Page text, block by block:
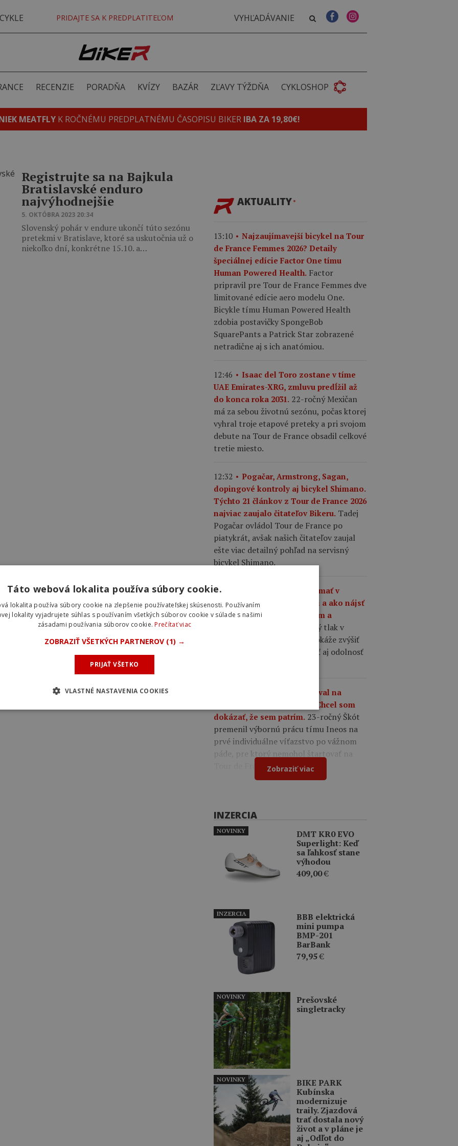
PRIDAJTE SA K PREDPLATITEĽOM
RECENZIE PORADŇA KVÍZY BAZÁR ZĽAVY TÝŽDŇA CYKLOSHOP
MEATFLY K ROČNÉMU PREDPLATNÉMU ČASOPISU BIKER IBA ZA 19,80€!
Registrujte sa na Bajkula
Bratislavské enduro
najvýhodnejšie
5. OKTÓBRA 2023 20:34
Slovenský pohár v endure ukončí túto sezónu
pretekmi v Bratislave, ktoré sa uskutočnia už o
niekoľko dní, konkrétne 15.10. a…
AKTUALITY
13:10
Najzaujímavejší bicykel na Tour
de France Femmes 2026? Detaily
špeciálnej edície Factor One tímu
Human Powered Health. Factor
pripravil pre Tour de France Femmes dve
limitované edície aero modelu One.
Bicykle tímu Human Powered Health
zdobia postavičky SpongeBob
SquarePants a Patrick Star zobrazené
netradične aj s ich anatómiou.
12:46
Isaac del Toro zostane v tíme
UAE Emirates-XRG, zmluvu predĺžil až
do konca roka 2031. 22-ročný Mexičan
má za sebou životnú sezónu, počas ktorej
vyhral troje etapové preteky a pri svojom
debute na Tour de France obsadil celkové
tretie miesto.
12:32
Pogačar, Armstrong, Sagan,
dopingové kontroly aj bicykel Shimano.
Týchto 21 článkov z Tour de France 2026
najviac zaujalo čitateľov Bikeru. Tadej
Pogačar ovládol Tour de France po
piatykrát, avšak našich čitateľov zaujal
ešte viac detailný pohľad na servisný
bicykel Shimano.
10:01
Aký tlak by ste mali mať v
plášťoch na cestnom bicykli a ako nájsť
rovnováhu medzi komfortom a
Správne zvolený tlak v
plášťoch cestného bicykla dokáže zvýšiť
rýchlosť, komfort, priľnavosť aj odolnosť
Oscar Onley triumfoval na
pretekoch Okolo Burgosu: Chcel som
dokázať, že sem patrím. 23-ročný Škót
premenil výbornú prácu tímu Ineos na
prvé individuálne víťazstvo po vážnom
páde, pre ktorý nemohol štartovať na
Tour de France.Zobraziť viac
INZERCIA
DMT KR0 EVO
Superlight: Keď
sa ľahkosť stane
výhodou
409,00€
NOVINKY
BBB elektrická
mini pumpa
BMP-201
BarBank
79,95€
INZERCIA
Prešovské
singletracky
NOVINKY
BIKE PARK
Kubínska
modernizuje
traily. Zjazdová
trať dostala nový
život a v pláne je
aj „Odľot do
NOVINKY
Táto webová lokalita používa súbory cookie.
lokalita používa súbory cookie na zlepšenie používateľskej skúsenosti. Používaním
lokality vyjadrujete súhlas s používaním všetkých súborov cookie v súlade s našimi
zásadami používania súborov cookie.Prečítať viac
ZOBRAZIŤ VŠETKÝCH PARTNEROV (1) →
PRIJAŤ VŠETKO
VLASTNÉ NASTAVENIA COOKIES